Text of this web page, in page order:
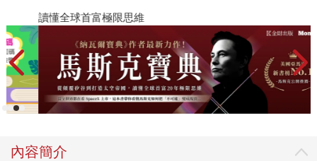
讀懂全球首富極限思維
內容簡介